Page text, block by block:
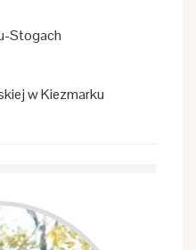
Stogach
w Kiezmarku